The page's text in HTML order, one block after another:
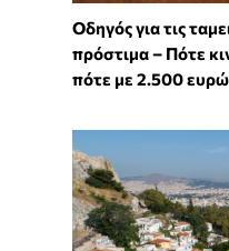
Οδηγός για τις
πρόστιμα – Πότε
πότε με 2.500 ευρώ